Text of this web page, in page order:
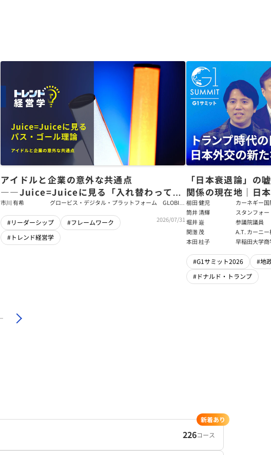
アイドルと企業の意外な共通点
――Juice=Juiceに見る「入れ替わっても
強いチーム」をつくるパス・ゴール理論
市川 有希
グロービス・デジタル・プラットフォーム GLOBIS
#リーダーシップ
#フレームワーク
#トレンド経営学
2026/07/31
「日本衰退論」の
関係の現在地｜日
戦略【櫛田健児×
輝】
櫛田 健児
カーネギー
ラムディレ
筒井 清輝
スタンフォ
大学アジア
フェロー
堀井 巌
参議院議員
関灘 茂
A.T. カーニ
本法人会長
本田 桂子 早稲田大学
#G1サミット2026
#地
#ドナルド・トランプ
226コース
新着あり